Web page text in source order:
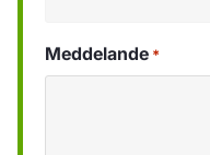
Meddelande *